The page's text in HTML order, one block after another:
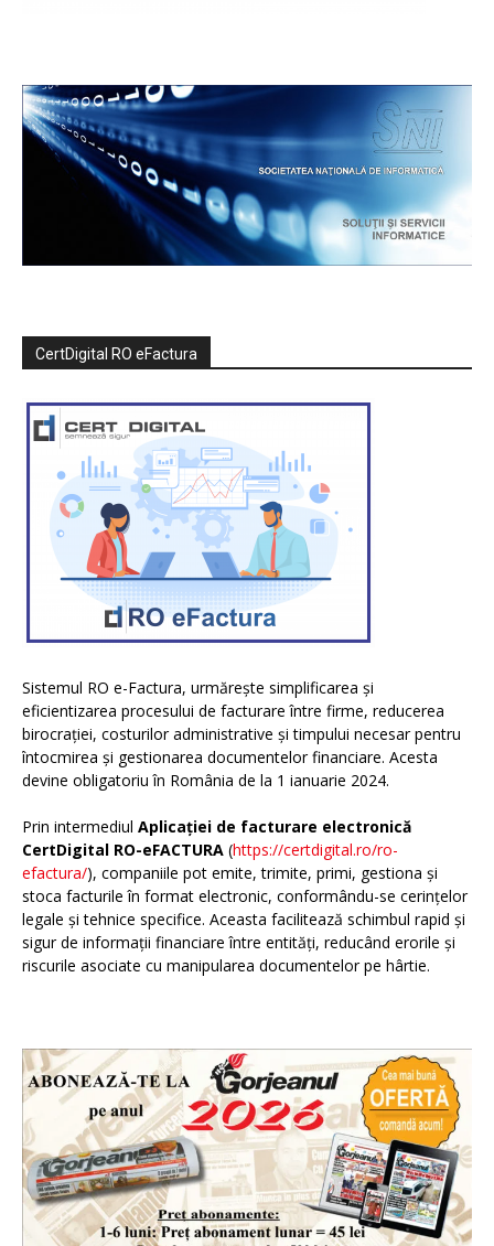
CertDigital RO eFactura
Sistemul RO e-Factura, urmărește simplificarea și
eficientizarea procesului de facturare între firme, reducerea
birocrației, costurilor administrative și timpului necesar pentru
întocmirea și gestionarea documentelor financiare. Acesta
devine obligatoriu în România de la 1 ianuarie 2024.
Prin intermediul Aplicației de facturare electronică
CertDigital RO-eFACTURA (https://certdigital.ro/ro-
efactura/), companiile pot emite, trimite, primi, gestiona și
stoca facturile în format electronic, conformându-se cerințelor
legale și tehnice specifice. Aceasta facilitează schimbul rapid și
sigur de informații financiare între entități, reducând erorile și
riscurile asociate cu manipularea documentelor pe hârtie.